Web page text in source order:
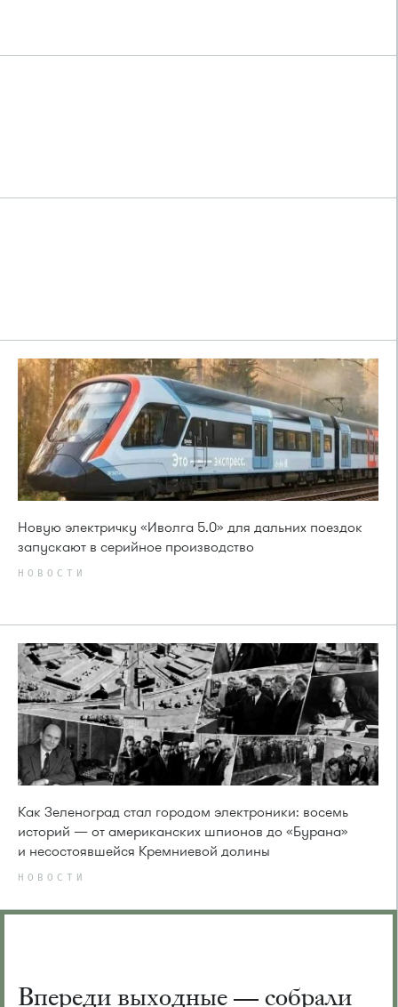
Новую электричку «Иволга 5.0» для дальних поездок
запускают в серийное производство
НОВОСТИ
Как Зеленоград стал городом электроники: восемь
историй — от американских шпионов до «Бурана»
и несостоявшейся Кремниевой долины
НОВОСТИ
Впереди выходные — собрали